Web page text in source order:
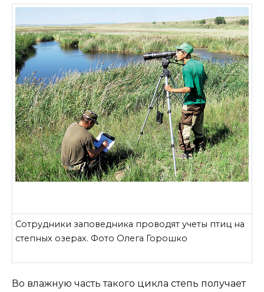
Сотрудники заповедника проводят учеты птиц на
степных озерах. Фото Олега Горошко
Во влажную часть такого цикла степь получает